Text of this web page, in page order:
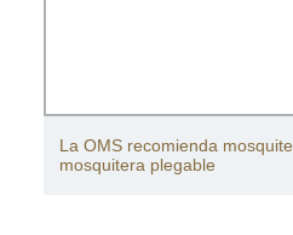
La OMS recomienda
mosquitera plegable